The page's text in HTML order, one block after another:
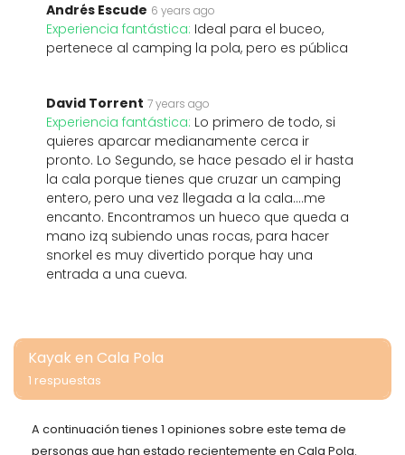
Andrés Escude 6 years ago
Experiencia fantástica: Ideal para el buceo,
pertenece al camping la pola, pero es pública
David Torrent 7 years ago
Experiencia fantástica: Lo primero de todo, si
quieres aparcar medianamente cerca ir
pronto. Lo Segundo, se hace pesado el ir hasta
la cala porque tienes que cruzar un camping
entero, pero una vez llegada a la cala....me
encanto. Encontramos un hueco que queda a
mano izq subiendo unas rocas, para hacer
snorkel es muy divertido porque hay una
entrada a una cueva.
Kayak en Cala Pola
1 respuestas
A continuación tienes 1 opiniones sobre este tema de
personas que han estado recientemente en Cala Pola.